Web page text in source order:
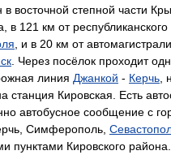
восточной степной части
в 121 км от
, и в 20 км от
. Через посёлок проходит
линия Джанкой - Керчь ,
станция Кировская. Есть
автобусное сообщение с
Симферополь,
пунктами Кировского